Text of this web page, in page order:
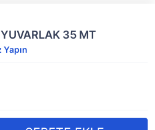
35 MT